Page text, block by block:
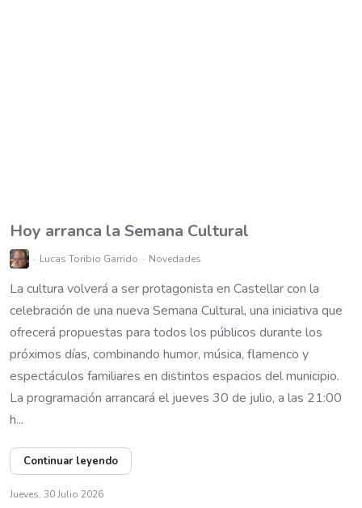
Hoy arranca la Semana Cultural
Lucas Toribio Garrido Novedades
La cultura volverá a ser protagonista en Castellar con la
celebración de una nueva Semana Cultural, una iniciativa que
ofrecerá propuestas para todos los públicos durante los
próximos días, combinando humor, música, flamenco y
espectáculos familiares en distintos espacios del municipio.
La programación arrancará el jueves 30 de julio, a las 21:00
h...
Continuar leyendo
Jueves, 30 Julio 2026